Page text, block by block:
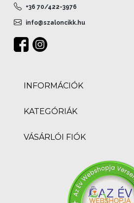
+36 70/422-3976
info@szaloncikk.hu
INFORMÁCIÓK
KATEGÓRIÁK
VÁSÁRLÓI FIÓK